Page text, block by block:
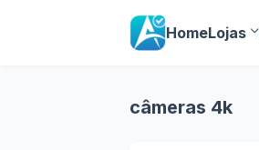
HomeLojas
câmeras 4k